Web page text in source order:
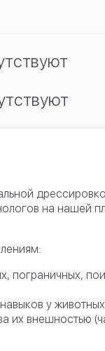
на нашей
пограничных,
у
их внешностью